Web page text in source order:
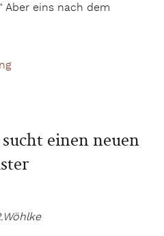
Aber eins nach dem
„Von Römern und Reben“
einen neuen